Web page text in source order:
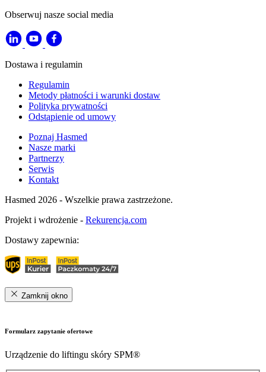
Obserwuj nasze social media
Dostawa i regulamin
Regulamin
Metody płatności i warunki dostaw
Polityka prywatności
Odstąpienie od umowy
Poznaj Hasmed
Nasze marki
Partnerzy
Serwis
Kontakt
Hasmed 2026 - Wszelkie prawa zastrzeżone.
Projekt i wdrożenie - Rekurencja.com
Dostawy zapewnia:
Zamknij okno
Formularz zapytanie ofertowe
Urządzenie do liftingu skóry SPM®